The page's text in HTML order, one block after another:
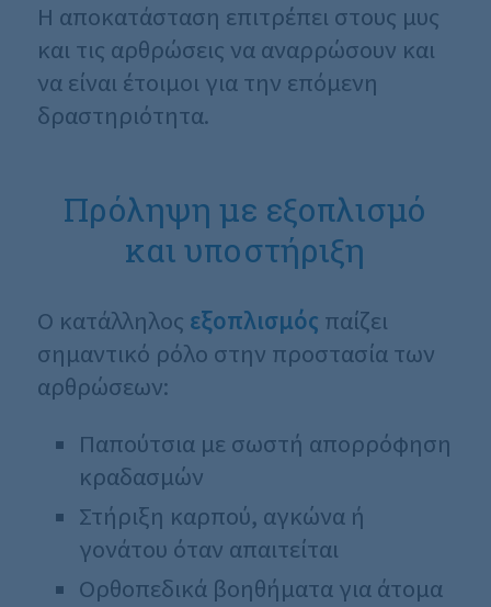
Η αποκατάσταση επιτρέπει στους μυς
και τις αρθρώσεις να αναρρώσουν και
να είναι έτοιμοι για την επόμενη
δραστηριότητα.
Πρόληψη με εξοπλισμό
και υποστήριξη
Ο κατάλληλος εξοπλισμός παίζει
σημαντικό ρόλο στην προστασία των
αρθρώσεων:
Παπούτσια με σωστή απορρόφηση
κραδασμών
Στήριξη καρπού, αγκώνα ή
γονάτου όταν απαιτείται
Ορθοπεδικά βοηθήματα για άτομα